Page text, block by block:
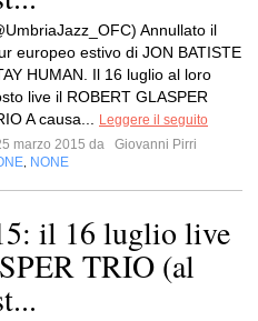
Annullato il
europeo estivo di JON BATISTE
HUMAN. Il 16 luglio al loro
live il ROBERT GLASPER
A causa...
Leggere il seguito
marzo 2015 da
Giovanni Pirri
NONE
il 16 luglio live
TRIO (al